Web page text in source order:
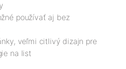
používať aj bez
veľmi citlivý dizajn pre
na list